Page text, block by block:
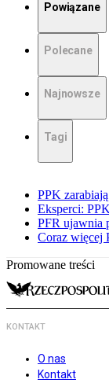
Powiązane
Polecane
Najnowsze
Tagi
PPK
Eksperci:
PFR ujawnia
Coraz więcej
Promowane treści
KONTAKT
O nas
Kontakt